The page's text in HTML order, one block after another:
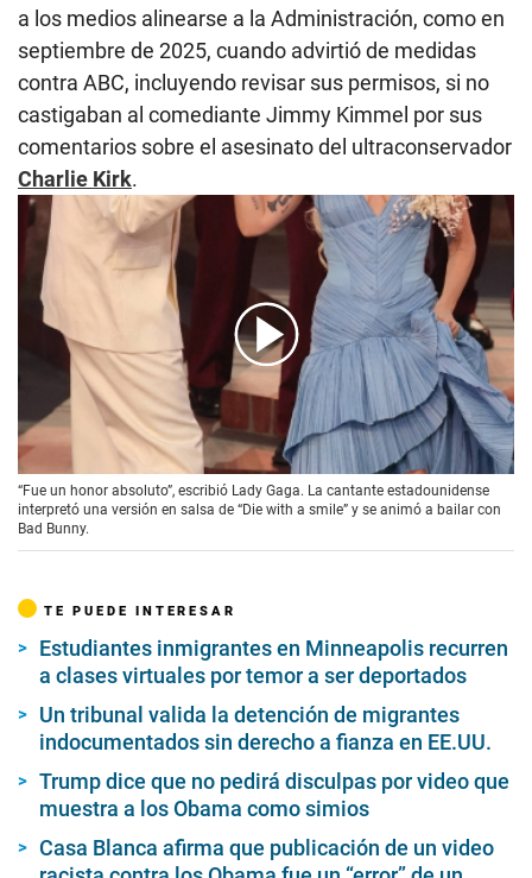
a los medios alinearse a la Administración, como en
septiembre de 2025, cuando advirtió de medidas
contra ABC, incluyendo revisar sus permisos, si no
castigaban al comediante Jimmy Kimmel por sus
comentarios sobre el asesinato del ultraconservador
Charlie Kirk.
00:00 00:15
“Fue un honor absoluto”, escribió Lady Gaga. La cantante estadounidense
interpretó una versión en salsa de “Die with a smile” y se animó a bailar con
Bad Bunny.
TE PUEDE INTERESAR
Estudiantes inmigrantes en Minneapolis recurren
a clases virtuales por temor a ser deportados
Un tribunal valida la detención de migrantes
indocumentados sin derecho a fianza en EE.UU.
Trump dice que no pedirá disculpas por video que
muestra a los Obama como simios
Casa Blanca afirma que publicación de un video